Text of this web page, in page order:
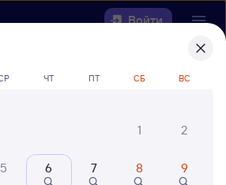
Войти
чтобы найтиж/д
2 — Актогай
42 млн путешествуют с
ЧТ ПТ СБ ВС
1
2
5 6 7 8 9